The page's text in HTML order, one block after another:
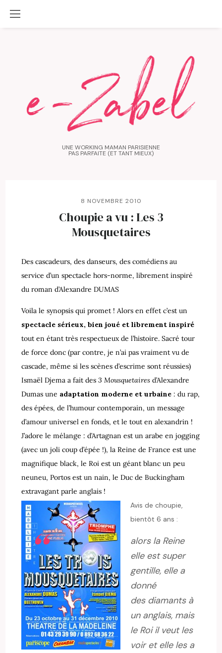
UNE WORKING MAMAN PARISIENNE
PAS PARFAITE (ET TANT MIEUX)
8 NOVEMBRE 2010
Choupie a vu : Les 3
Mousquetaires
Des cascadeurs, des danseurs, des comédiens au
service d’un spectacle hors-norme, librement inspiré
du roman d’Alexandre DUMAS
Voila le synopsis qui promet ! Alors en effet c’est un
spectacle sérieux, bien joué et librement inspiré
tout en étant très respectueux de l’histoire. Sacré tour
de force donc (par contre, je n’ai pas vraiment vu de
cascade, même si les scènes d’escrime sont réussies)
Ismaël Djema a fait des3 Mousquetairesd’Alexandre
Dumas une adaptation moderne et urbaine : du rap,
des épées, de l’humour contemporain, un message
d’amour universel en fonds, et le tout en alexandrin !
J’adore le mélange : d’Artagnan est un arabe en jogging
(avec un joli coup d’épée !), la Reine de France est une
magnifique black, le Roi est un géant blanc un peu
neuneu, Portos est un nain, le Duc de Buckingham
extravagant parle anglais !
Avis de choupie,
bientôt 6 ans :
alors la Reine
elle est super
gentille, elle a
donné
des diamants à
un anglais, mais
le Roi il veut les
voir et elle les a